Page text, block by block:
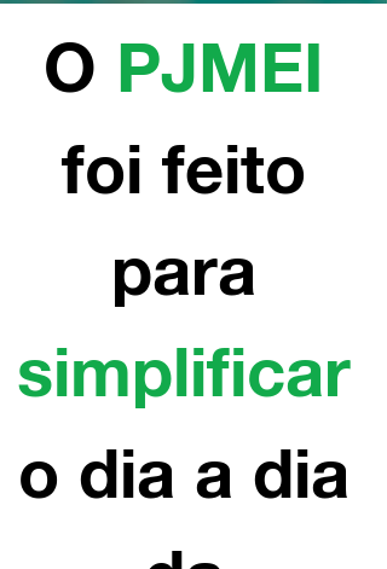
O PJMEI
foi feito
para
simplificar
o dia a dia